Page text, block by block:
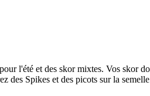
l'été et des skor mixtes. Vos skor
des Spikes et des picots sur la